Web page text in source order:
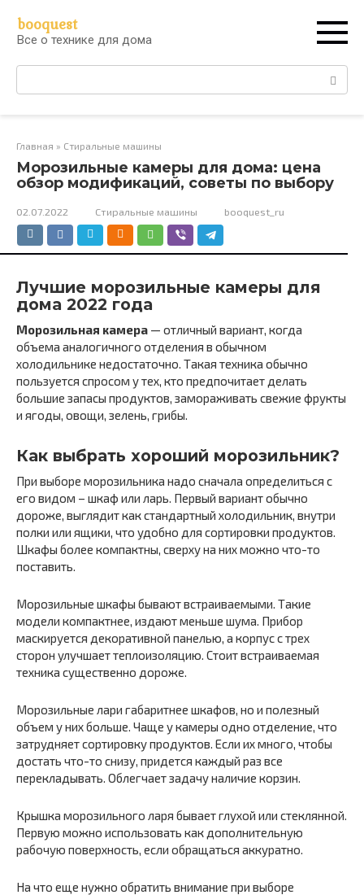
контенту
booquest
Все о технике для дома
Поиск:
Главная » Стиральные машины
Морозильные камеры для дома: цена
обзор модификаций, советы по выбору
02.07.2022 Стиральные машины booquest_ru
Лучшие морозильные камеры для
дома 2022 года
Морозильная камера — отличный вариант, когда
объема аналогичного отделения в обычном
холодильнике недостаточно. Такая техника обычно
пользуется спросом у тех, кто предпочитает делать
большие запасы продуктов, замораживать свежие фрукты
и ягоды, овощи, зелень, грибы.
Как выбрать хороший морозильник?
При выборе морозильника надо сначала определиться с
его видом – шкаф или ларь. Первый вариант обычно
дороже, выглядит как стандартный холодильник, внутри
полки или ящики, что удобно для сортировки продуктов.
Шкафы более компактны, сверху на них можно что-то
поставить.
Морозильные шкафы бывают встраиваемыми. Такие
модели компактнее, издают меньше шума. Прибор
маскируется декоративной панелью, а корпус с трех
сторон улучшает теплоизоляцию. Стоит встраиваемая
техника существенно дороже.
Морозильные лари габаритнее шкафов, но и полезный
объем у них больше. Чаще у камеры одно отделение, что
затрудняет сортировку продуктов. Если их много, чтобы
достать что-то снизу, придется каждый раз все
перекладывать. Облегчает задачу наличие корзин.
Крышка морозильного ларя бывает глухой или стеклянной.
Первую можно использовать как дополнительную
рабочую поверхность, если обращаться аккуратно.
На что еще нужно обратить внимание при выборе